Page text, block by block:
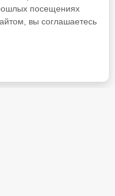
посещениях
вы соглашаетесь